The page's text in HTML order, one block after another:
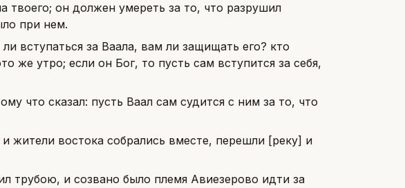
твоего; он должен умереть за то, что разрушил
при нем.
вступаться за Ваала, вам ли защищать его? кто
же утро; если он Бог, то пусть сам вступится за себя,
что сказал: пусть Ваал сам судится с ним за то, что
жители востока собрались вместе, перешли [реку] и
трубою, и созвано было племя Авиезерово идти за